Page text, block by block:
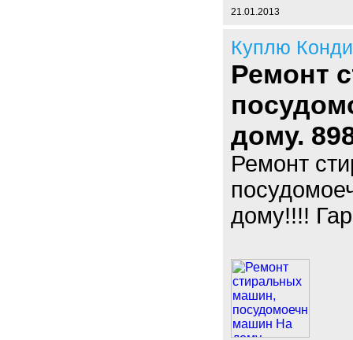
21.01.2013
Куплю
Ремонт
дому.
Ремонт
дому!!!!